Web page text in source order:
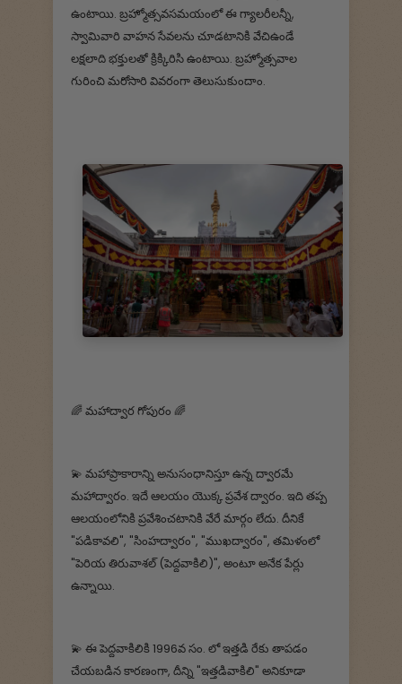
ఉంటాయి. బ్రహ్మోత్సవసమయంలో ఈ గ్యాలరీలన్నీ,
స్వామివారి వాహన సేవలను చూడటానికి వేచిఉండే
లక్షలాది భక్తులతో క్రిక్కిరిసి ఉంటాయి. బ్రహ్మోత్సవాల
గురించి మరోసారి వివరంగా తెలుసుకుందాం.
🌈 మహాద్వార గోపురం 🌈
💫 మహాప్రాకారాన్ని అనుసంధానిస్తూ ఉన్న ద్వారమే
మహాద్వారం. ఇదే ఆలయం యొక్క ప్రవేశ ద్వారం. ఇది తప్ప
ఆలయంలోనికి ప్రవేశించటానికి వేరే మార్గం లేదు. దీనికే
"పడికావలి", "సింహద్వారం", "ముఖద్వారం", తమిళంలో
"పెరియ తిరువాశల్ (పెద్దవాకిలి)", అంటూ అనేక పేర్లు
ఉన్నాయి.
💫 ఈ పెద్దవాకిలికి 1996వ సం. లో ఇత్తడి రేకు తాపడం
చేయబడిన కారణంగా, దీన్ని "ఇత్తడివాకిలి" అనికూడా